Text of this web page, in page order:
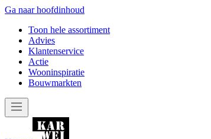
Ga naar hoofdinhoud
Toon hele assortiment
Advies
Klantenservice
Actie
Wooninspiratie
Bouwmarkten